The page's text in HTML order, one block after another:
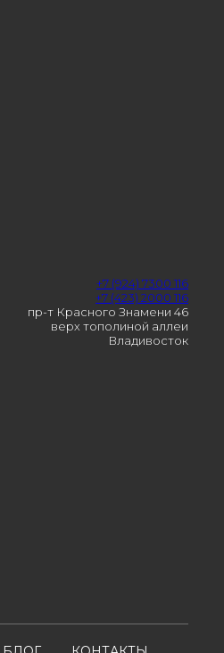
+7 (924) 7300 116
+7 (423) 2000 116
пр-т Красного Знамени 46
верх тополиной аллеи
Владивосток